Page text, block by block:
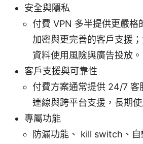
安全與隱私
付費 VPN 多半提供更嚴格
加密與更完善的客戶支援
資料使用風險與廣告投放。
客戶支援與可靠性
付費方案通常提供 24/7 客
連線與跨平台支援，長期使
專屬功能
防漏功能、 kill switch、